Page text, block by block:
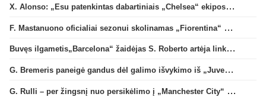
X. Alonso: „Esu patenkintas dabartiniais „Chelsea“ ekipos vartininkais“
F. Mastanuono oficialiai sezonui skolinamas „Fiorentina“ ekipai
Buvęs ilgametis„Barcelona“ žaidėjas S. Roberto artėja link persikėlimo į MLS
G. Bremeris paneigė gandus dėl galimo išvykimo iš „Juventus“ klubo
G. Rulli – per žingsnį nuo persikėlimo į „Manchester City“ klubą